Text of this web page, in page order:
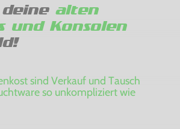
alten
und Konsolen
sind Verkauf und Tausch
so unkompliziert wie